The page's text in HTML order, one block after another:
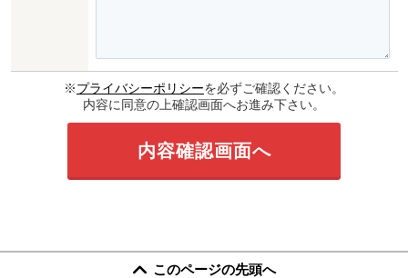
※プライバシーポリシーを必ずご確認ください。
内容に同意の上確認画面へお進み下さい。
このページの先頭へ